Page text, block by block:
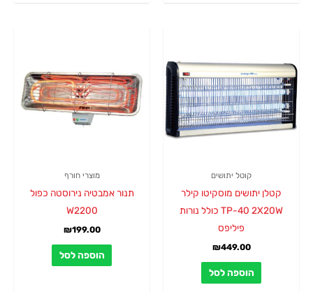
קוטל יתושים
קטלן יתושים מוסקיטו קילר
TP-40 2X20W כולל נורות
פיליפס
₪449.00
הוספה לסל
מוצרי חורף
תנור אמבטיה נירוסטה כפול
W2200
₪199.00
הוספה לסל